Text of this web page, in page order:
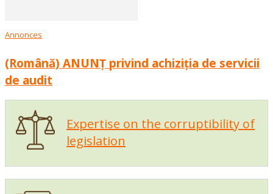
Annonces
(Română) ANUNȚ privind achiziția de servicii
de audit
Expertise on the corruptibility of
legislation